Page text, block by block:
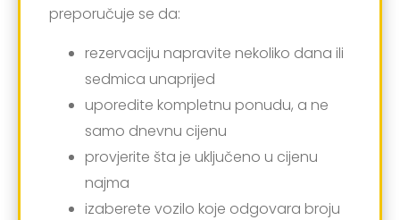
preporučuje se da:
rezervaciju napravite nekoliko dana ili
sedmica unaprijed
uporedite kompletnu ponudu, a ne
samo dnevnu cijenu
provjerite šta je uključeno u cijenu
najma
izaberete vozilo koje odgovara broju